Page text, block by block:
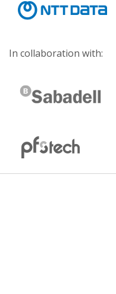
In collaboration with: